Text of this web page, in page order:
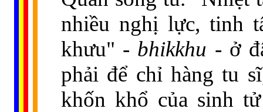
nhiều nghị lực, tinh
khưu" - bhikkhu - ở
phải để chỉ hàng tu
khốn khổ của sinh